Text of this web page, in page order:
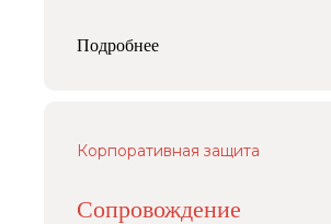
Подробнее
Корпоративная защита
Сопровождение